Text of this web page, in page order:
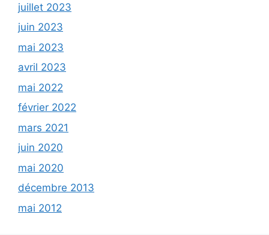
juillet 2023
juin 2023
mai 2023
avril 2023
mai 2022
février 2022
mars 2021
juin 2020
mai 2020
décembre 2013
mai 2012